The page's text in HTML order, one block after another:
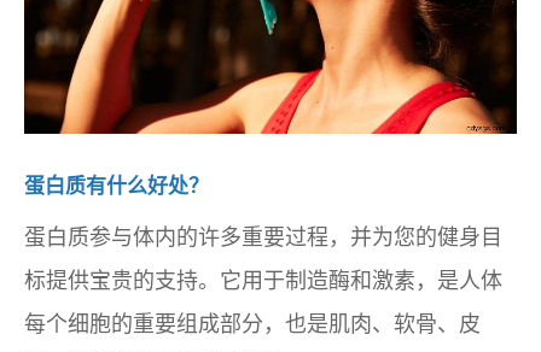
蛋白质有什么好处？
蛋白质参与体内的许多重要过程，并为您的健身目
标提供宝贵的支持。它用于制造酶和激素，是人体
每个细胞的重要组成部分，也是肌肉、软骨、皮